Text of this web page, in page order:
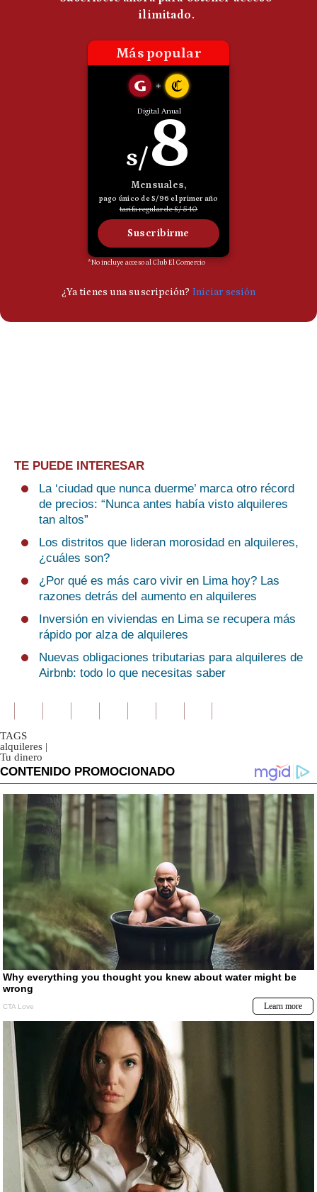
TE PUEDE INTERESAR
La ‘ciudad que nunca duerme’ marca otro récord
de precios: “Nunca antes había visto alquileres
tan altos”
Los distritos que lideran morosidad en alquileres,
¿cuáles son?
¿Por qué es más caro vivir en Lima hoy? Las
razones detrás del aumento en alquileres
Inversión en viviendas en Lima se recupera más
rápido por alza de alquileres
Nuevas obligaciones tributarias para alquileres de
Airbnb: todo lo que necesitas saber
TAGS
alquileres |
Tu dinero